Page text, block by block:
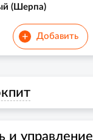
(Шерпа)
+ Добавить
и управление